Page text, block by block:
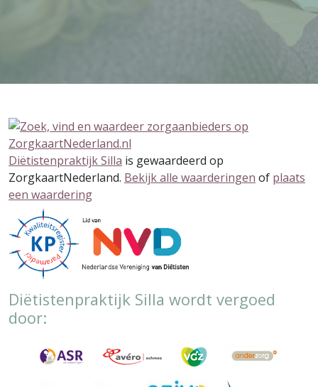
Diëtistenpraktijk Silla is gewaardeerd op
ZorgkaartNederland. Bekijk alle waarderingen of plaats
een waardering
Diëtistenpraktijk Silla wordt vergoed
door: